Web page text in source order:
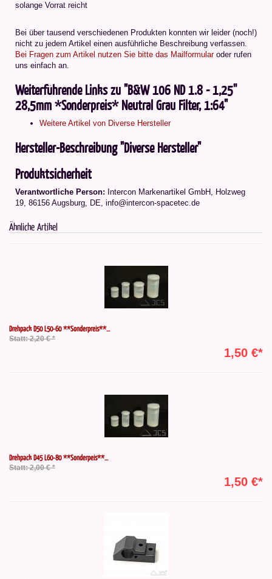
solange Vorrat reicht
Bei über tausend verschiedenen Produkten konnten wir leider (noch!)
nicht zu jedem Artikel einen ausführliche Beschreibung verfassen.
Bei Fragen zum Artikel nutzen Sie bitte das Mailformularoder rufen
uns einfach an.
Weiterführende Links zu "B&W 106 ND 1.8 - 1,25''
28,5mm *Sonderpreis* Neutral Grau Filter, 1:64"
Weitere Artikel von Diverse Hersteller
Hersteller-Beschreibung "Diverse Hersteller"
Produktsicherheit
Verantwortliche Person: Intercon Markenartikel GmbH, Holzweg
19, 86156 Augsburg, DE, info@intercon-spacetec.de
Ähnliche Artikel
Drehpack D50 L50-60 **Sonderpreis**...
Statt: 2,20 € *
1,50 €*
Drehpack D45 L60-80 **Sonderpeis**...
Statt: 2,00 € *
1,50 €*